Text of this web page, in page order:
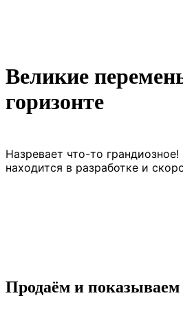
Великие
горизонте
Назревает что-то
находится в разработке и
Продаём и показываем